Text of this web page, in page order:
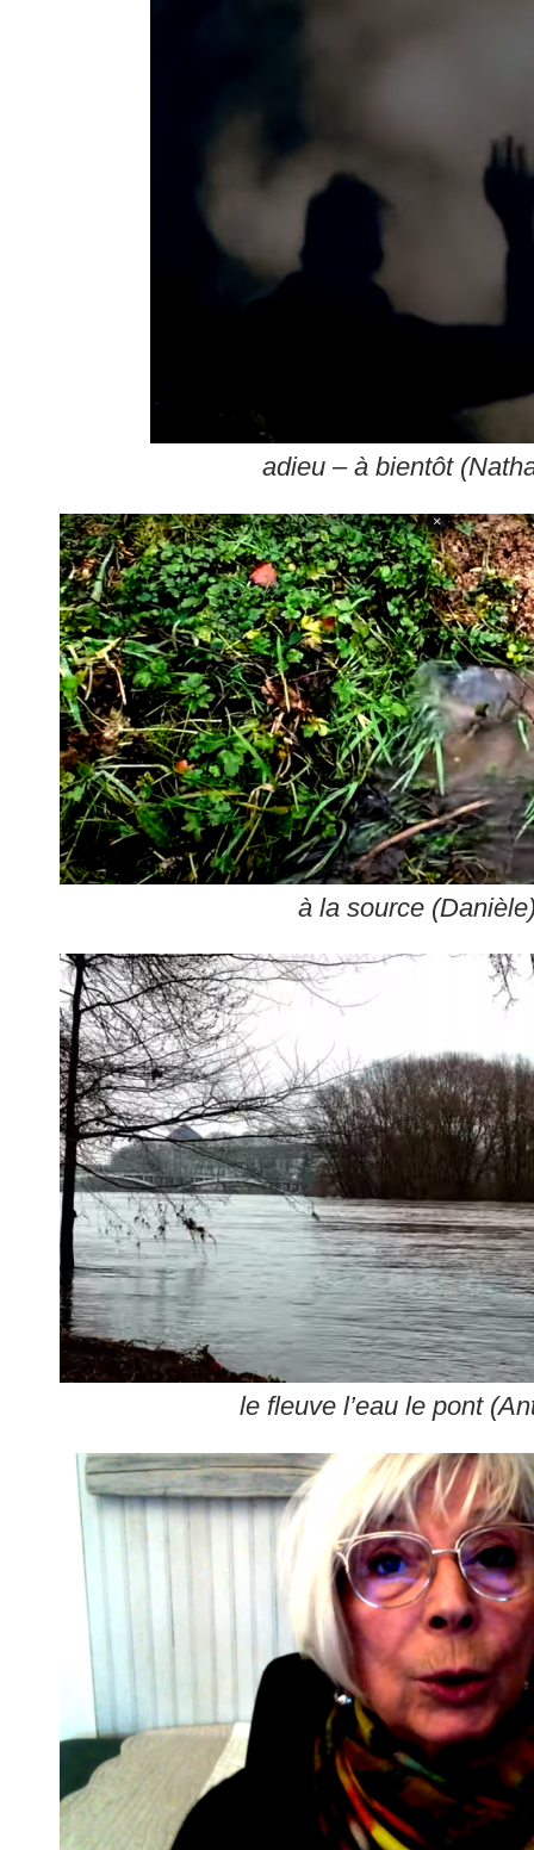
adieu – à bientôt
à la source
le fleuve l’eau le pont